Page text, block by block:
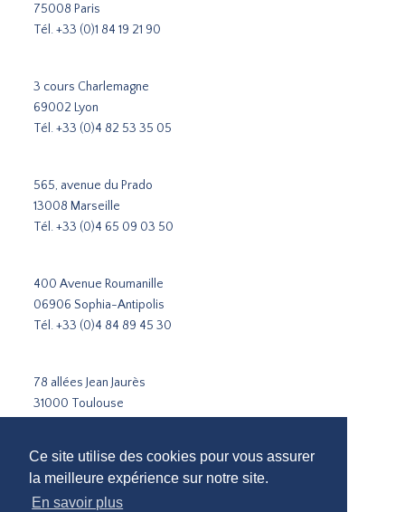
Ce site utilise des cookies pour vous assurer
la meilleure expérience sur notre site.
En savoir plus
75008 Paris
Tél.+33 (0)1 84 19 21 90
3 cours Charlemagne
69002 Lyon
Tél.+33 (0)4 82 53 35 05
565, avenue du Prado
13008 Marseille
Tél.+33 (0)4 65 09 03 50
400 Avenue Roumanille
06906 Sophia-Antipolis
Tél.+33 (0)4 84 89 45 30
78 allées Jean Jaurès
31000 Toulouse
Cabinet de recrutement Paris
Cabinet de recrutement Lyon